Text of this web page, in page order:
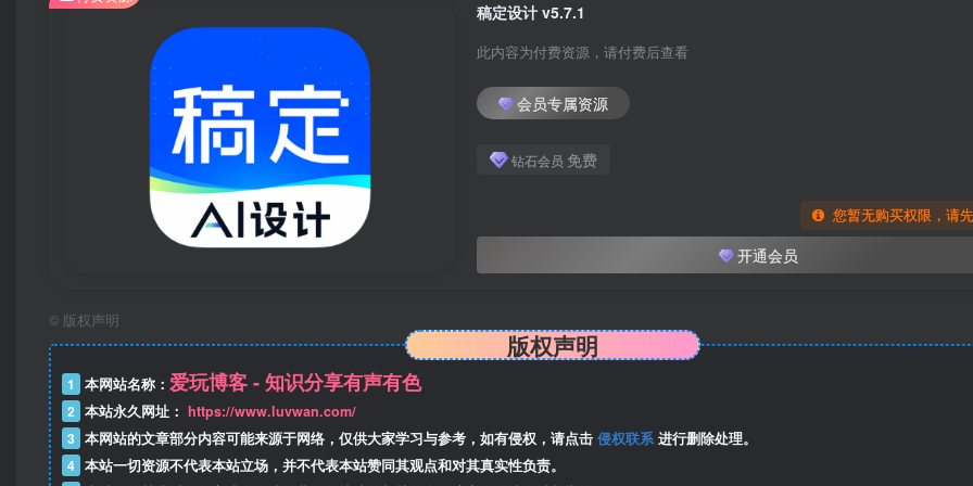
稿定设计 v5.7.1
此内容为付费资源，请付费后查看
会员专属资源
钻石会员 免费
您暂无购买权限，请
开通会员
© 版权声明
版权声明
1 本网站名称： 爱玩博客 - 知识分享有声有色
2 本站永久网址： https://www.luvwan.com/
3 本网站的文章部分内容可能来源于网络，仅供大家学习与参考，如有侵权，请点击 侵权联系 进行删除处理。
4 本站一切资源不代表本站立场，并不代表本站赞同其观点和对其真实性负责。